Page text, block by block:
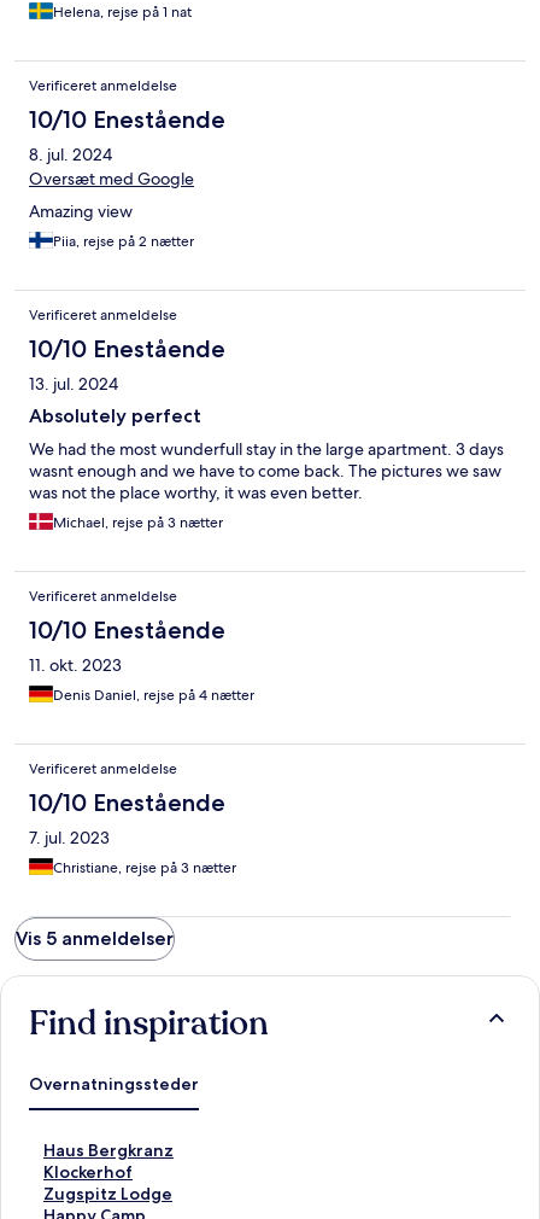
Helena, rejse på 1 nat
Verificeret anmeldelse
10/10 Enestående
8. jul. 2024
Oversæt med Google
Amazing view
Piia, rejse på 2 nætter
Verificeret anmeldelse
10/10 Enestående
13. jul. 2024
Absolutely perfect
We had the most wunderfull stay in the large apartment. 3 days
wasnt enough and we have to come back. The pictures we saw
was not the place worthy, it was even better.
Michael, rejse på 3 nætter
Verificeret anmeldelse
10/10 Enestående
11. okt. 2023
Denis Daniel, rejse på 4 nætter
Verificeret anmeldelse
10/10 Enestående
7. jul. 2023
Christiane, rejse på 3 nætter
Vis 5 anmeldelser
Find inspiration
Overnatningssteder
Haus Bergkranz
L
i
n
k
Klockerhof
L
i
n
Zugspitz Lodge
L
iL